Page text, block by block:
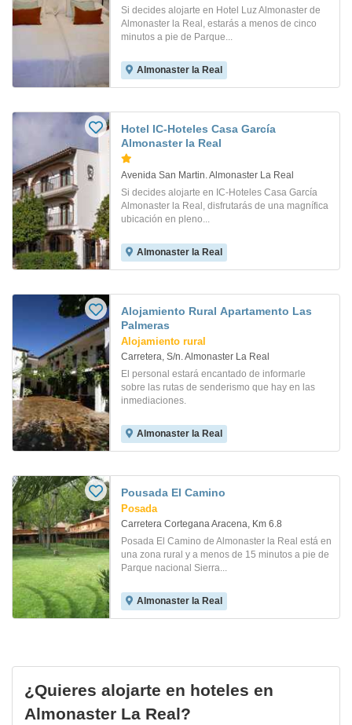
Si decides alojarte en Hotel Luz Almonaster de
Almonaster la Real, estarás a menos de cinco
minutos a pie de Parque...
Almonaster la Real
Hotel IC-Hoteles Casa García
Almonaster la Real
Avenida San Martin. Almonaster La Real
Si decides alojarte en IC-Hoteles Casa García
Almonaster la Real, disfrutarás de una magnífica
ubicación en pleno...
Almonaster la Real
Alojamiento Rural Apartamento Las
Palmeras
Alojamiento rural
Carretera, S/n. Almonaster La Real
El personal estará encantado de informarle
sobre las rutas de senderismo que hay en las
inmediaciones.
Almonaster la Real
Pousada El Camino
Posada
Carretera Cortegana Aracena, Km 6.8
Posada El Camino de Almonaster la Real está en
una zona rural y a menos de 15 minutos a pie de
Parque nacional Sierra...
Almonaster la Real
¿Quieres alojarte en hoteles en
Almonaster La Real?